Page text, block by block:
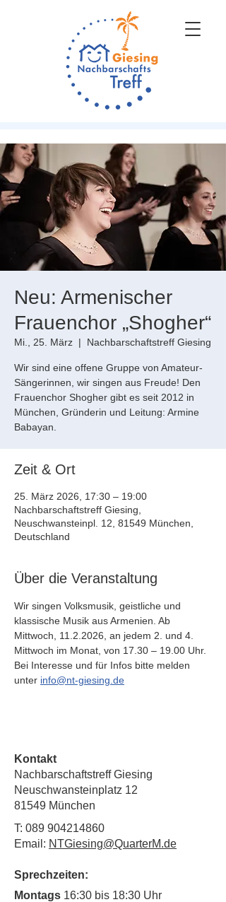
Neu: Armenischer
Frauenchor „Shogher“
Mi., 25. März
  |
Nachbarschaftstreff Giesing
Wir sind eine offene Gruppe von Amateur-
Sängerinnen, wir singen aus Freude! Den
Frauenchor Shogher gibt es seit 2012 in
München, Gründerin und Leitung: Armine
Babayan.
Zeit & Ort
25. März 2026, 17:30 – 19:00
Nachbarschaftstreff Giesing,
Neuschwansteinpl. 12, 81549 München,
Deutschland
Über die Veranstaltung
Wir singen Volksmusik, geistliche und
klassische Musik aus Armenien. Ab
Mittwoch, 11.2.2026, an jedem 2. und 4.
Mittwoch im Monat, von 17.30 – 19.00 Uhr.
Bei Interesse und für Infos bitte melden
unter info@nt-giesing.de
Kontakt
Nachbarschaftstreff Giesing
Neuschwansteinplatz 12
81549 München
T: 089 904214860
Email: NTGiesing@QuarterM.de
Sprechzeiten:
Montags 16:30 bis 18:30 Uhr